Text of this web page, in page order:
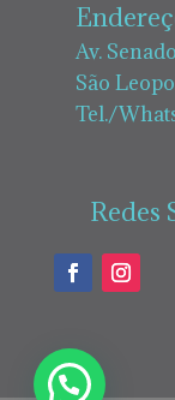
Av.
São
Tel./
Redes